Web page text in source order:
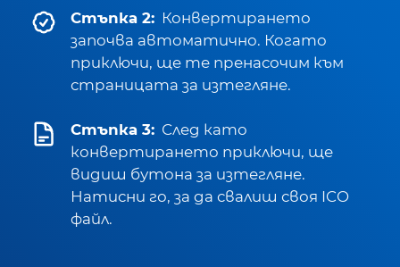
Стъпка 2: Конвертирането
започва автоматично. Когато
приключи, ще те пренасочим към
страницата за изтегляне.
Стъпка 3: След като
конвертирането приключи, ще
видиш бутона за изтегляне.
Натисни го, за да свалиш своя ICO
файл.